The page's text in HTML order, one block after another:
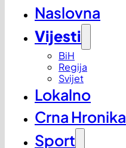
Naslovna
Vijesti
BiH
Regija
Svijet
Lokalno
Crna Hronika
Sport